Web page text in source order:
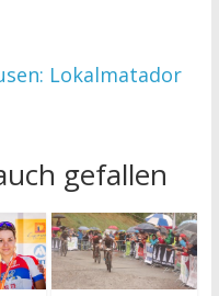
Lokalmatador
gefallen